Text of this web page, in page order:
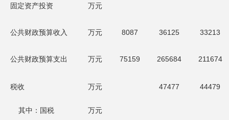
固定资产投资 万元
公共财政预算收入 万元 8087 36125 33213
公共财政预算支出 万元 75159 265684 211674
税收 万元 47477 44479
其中：国税 万元